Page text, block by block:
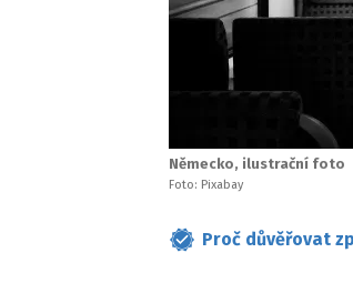
Německo, ilustrační foto
Foto: Pixabay
Proč důvěřovat